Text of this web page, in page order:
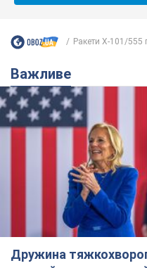
Ракети Х-101/555
Важливе
Дружина